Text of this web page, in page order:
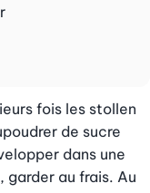
fois les stollen
de sucre
dans une
garder au frais. Au